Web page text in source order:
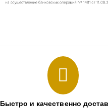
Быстро и качественно